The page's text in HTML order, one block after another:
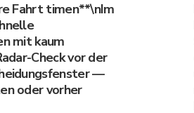
Fahrt timen**\nIm
mit kaum
Check vor der
—
oder vorher